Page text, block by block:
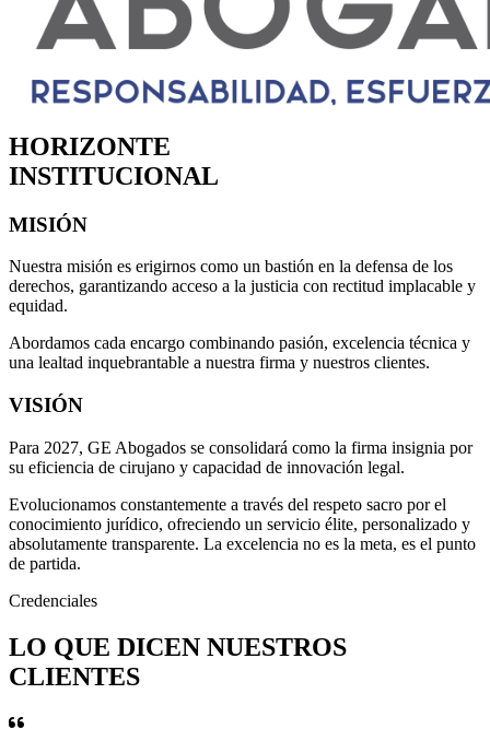
HORIZONTE
INSTITUCIONAL
MISIÓN
Nuestra misión es erigirnos como un bastión en la defensa de los
derechos, garantizando acceso a la justicia con rectitud implacable y
equidad.
Abordamos cada encargo combinando pasión, excelencia técnica y
una lealtad inquebrantable a nuestra firma y nuestros clientes.
VISIÓN
Para 2027, GE Abogados se consolidará como la firma insignia por
su eficiencia de cirujano y capacidad de innovación legal.
Evolucionamos constantemente a través del respeto sacro por el
conocimiento jurídico, ofreciendo un servicio élite, personalizado y
absolutamente transparente. La excelencia no es la meta, es el punto
de partida.
Credenciales
LO QUE DICEN NUESTROS
CLIENTES